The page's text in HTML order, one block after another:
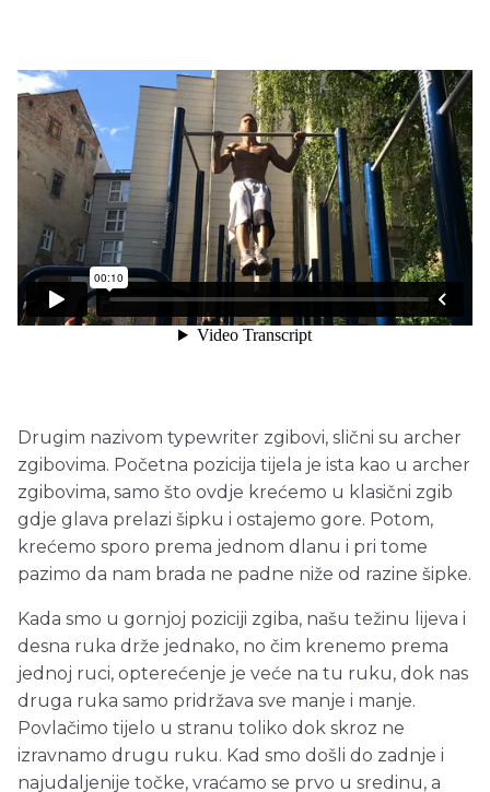
Drugim nazivom typewriter zgibovi, slični su archer
zgibovima. Početna pozicija tijela je ista kao u archer
zgibovima, samo što ovdje krećemo u klasični zgib
gdje glava prelazi šipku i ostajemo gore. Potom,
krećemo sporo prema jednom dlanu i pri tome
pazimo da nam brada ne padne niže od razine šipke.
Kada smo u gornjoj poziciji zgiba, našu težinu lijeva i
desna ruka drže jednako, no čim krenemo prema
jednoj ruci, opterećenje je veće na tu ruku, dok nas
druga ruka samo pridržava sve manje i manje.
Povlačimo tijelo u stranu toliko dok skroz ne
izravnamo drugu ruku. Kad smo došli do zadnje i
najudaljenije točke, vraćamo se prvo u sredinu, a